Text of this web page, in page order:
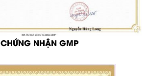
CHỨNG NHẬN GMP